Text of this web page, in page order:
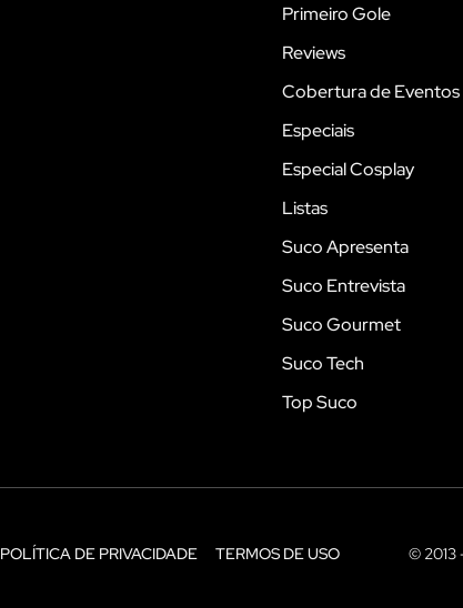
Primeiro Gole
Reviews
Cobertura de Eventos
Especiais
Especial Cosplay
Listas
Suco Apresenta
Suco Entrevista
Suco Gourmet
Suco Tech
Top Suco
POLÍTICA DE PRIVACIDADE TERMOS DE USO © 2013